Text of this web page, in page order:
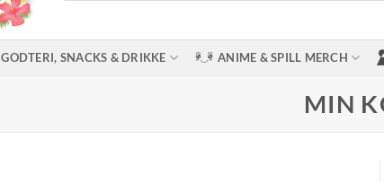
GODTERI, SNACKS & DRIKKE ANIME & SPILL MERCH
MIN